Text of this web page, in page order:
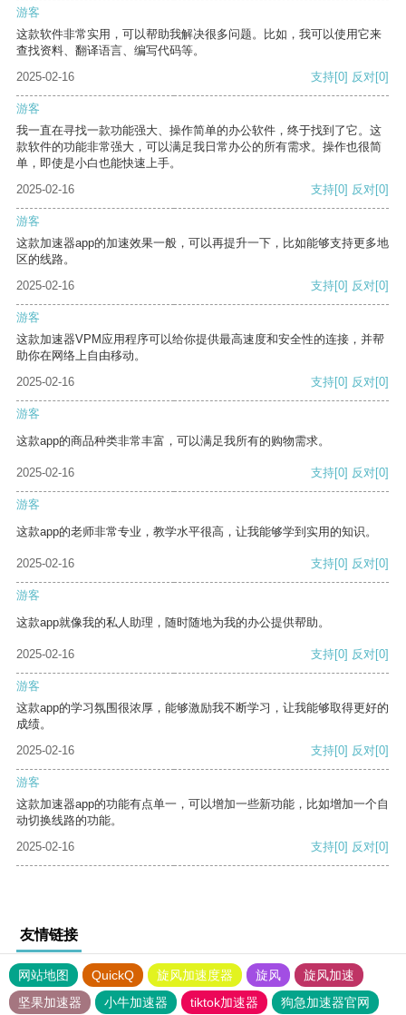
游客
这款软件非常实用，可以帮助我解决很多问题。比如，我可以使用它来
查找资料、翻译语言、编写代码等。
2025-02-16
支持[0] 反对[0]
游客
我一直在寻找一款功能强大、操作简单的办公软件，终于找到了它。这
款软件的功能非常强大，可以满足我日常办公的所有需求。操作也很简
单，即使是小白也能快速上手。
2025-02-16
支持[0] 反对[0]
游客
这款加速器app的加速效果一般，可以再提升一下，比如能够支持更多地
区的线路。
2025-02-16
支持[0] 反对[0]
游客
这款加速器VPM应用程序可以给你提供最高速度和安全性的连接，并帮
助你在网络上自由移动。
2025-02-16
支持[0] 反对[0]
游客
这款app的商品种类非常丰富，可以满足我所有的购物需求。
2025-02-16 支持[0] 反对[0]
游客
这款app的老师非常专业，教学水平很高，让我能够学到实用的知识。
2025-02-16 支持[0] 反对[0]
游客
这款app就像我的私人助理，随时随地为我的办公提供帮助。
2025-02-16 支持[0] 反对[0]
游客
这款app的学习氛围很浓厚，能够激励我不断学习，让我能够取得更好的
成绩。
2025-02-16
支持[0] 反对[0]
游客
这款加速器app的功能有点单一，可以增加一些新功能，比如增加一个自
动切换线路的功能。
2025-02-16
支持[0] 反对[0]
友情链接
网站地图 QuickQ 旋风加速度器 旋风
旋风加速
坚果加速器
小牛加速器 tiktok加速器 狗急加速器官网